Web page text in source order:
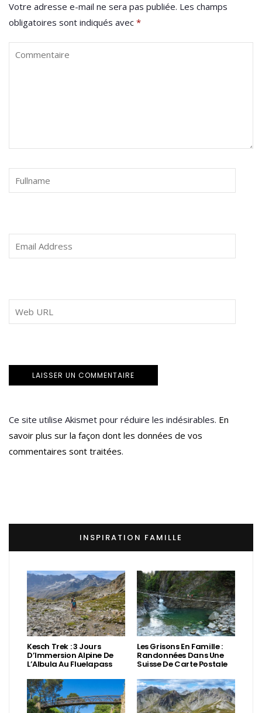
Votre adresse e-mail ne sera pas publiée. Les champs
obligatoires sont indiqués avec *
Ce site utilise Akismet pour réduire les indésirables. En
savoir plus sur la façon dont les données de vos
commentaires sont traitées.
INSPIRATION FAMILLE
Kesch Trek : 3 Jours
D’Immersion Alpine De
L’Albula Au Fluelapass
Les Grisons En Famille :
Randonnées Dans Une
Suisse De Carte Postale